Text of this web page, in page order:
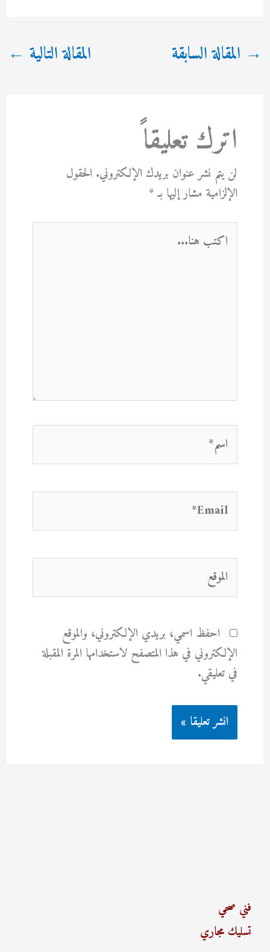
→ المقالة السابقة المقالة التالية ←
اترك تعليقاً
لن يتم نشر عنوان بريدك الإلكتروني. الحقول
الإلزامية مشار إليها بـ*
اكتب
هنا...
اسم*
Email*
الموقع
احفظ اسمي، بريدي الإلكتروني، والموقع
الإلكتروني في هذا المتصفح لاستخدامها المرة المقبلة
في تعليقي.
فني صحي
تسليك مجاري